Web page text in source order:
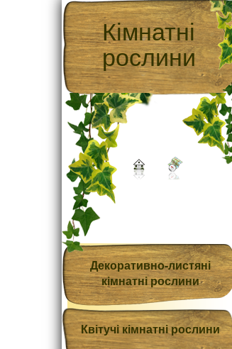
Кімнатні
рослини
Декоративно-листяні
кімнатні рослини
Квітучі кімнатні рослини